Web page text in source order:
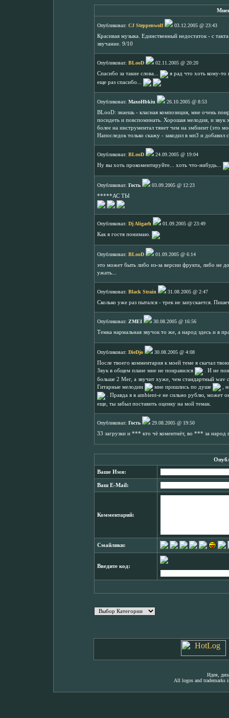
Опубликовал: CJ Steppenwolf
03.12.2005 @ 23:43
Красивая музыка. Единственный недостаток - с
звучание. 9/10
Опубликовал: BLooD
02.11.2005 @ 20:20
Спасибо за такие слова...
я рад что хоть кому-то
еще раз спасибо...
Опубликовал: MaxoHbkiu
26.10.2005 @ 8:53
BLooD: знаешь - класная композиция, мне очень
посидеть и повспоминать. Хорошая мелодия, и
более на инструментал тянет чем на эмбиент (это
Напоследок только скажу - закодил в мп3 и добавил
Опубликовал: BLooD
24.09.2005 @ 19:04
Ну вы хоть прокоментируйте... хоть что-нибудь...
Опубликовал: Гость
03.09.2005 @ 12:23
*****АС ТЫ
Опубликовал: Dj Aligarh
01.09.2005 @ 23:49
Как я гостя понимаю.
Опубликовал: BLooD
01.09.2005 @ 6:14
это может быть либо из-за версии фрукта, либо не
ужать...
Опубликовал: Black Strain
31.08.2005 @ 2:47
Сколько уже раз пытался - трек не запускается.
Опубликовал: ZMEI
30.08.2005 @ 16:56
Темка нармальная звучок то же, а народ здесь и в
Опубликовал: DieDjo
30.08.2005 @ 4:08
После твоего комментария к моей теме я скачал
Звук в общем плане мне не понравился
. И не
больше 2 Мег, а звучит хуже, чем стандартный
Гитарные мелодии
мне пришлись по душе
,
. Правда я в ambient-е не сильно рублю, может
еще, ты забыл поставить оценку на мой темак.
Опубликовал: Гость
29.08.2005 @ 19:50
33 загрузки и *** кто чё коментнёт, во *** за
Ваше Имя:
Ваш E-Mail:
Комментарий:
Смайлики:
Введите код:
Идея,
All logos and trademarks